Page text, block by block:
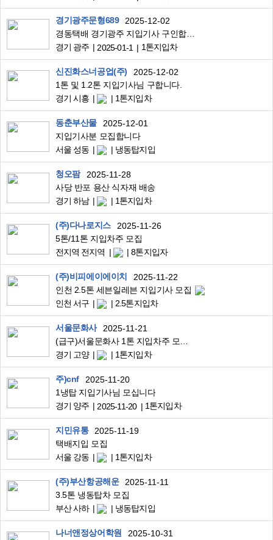
경기광주문형689
2025-12-02
경동택배 경기광주 지입기사 구인합니다
경기 광주
2025-01-1 1톤지입차
신진화스너공업(주)
2025-12-02
1톤 및 1.2톤 지입기사님 구합니다.
경기 시흥
1톤지입차
동춘부산물
2025-12-01
지입기사분 모집합니다
서울 성동
냉동탑지입
청오팜
2025-11-28
사당 반포 용산 식자재 배송
경기 하남
1톤지입차
(주)다나로지스
2025-11-26
5톤/11톤 지입차주 모집
전지역 전지역
8톤지입자
(주)비피에이에이치
2025-11-22
인천 2.5톤 세븐일레븐 지입기사 모집
인천 서구
2.5톤지입차
서울문화사
2025-11-21
(급구)서울문화사 1톤 지입차주 모집합니다.
경기 고양
1톤지입차
주)cnf
2025-11-20
1냉탑 지입기사님 모십니다
경기 양주
2025-11-20 1톤지입차
지민유통
2025-11-19
택배지입 모집
서울 강동
1톤지입차
(주)부산항공해운
2025-11-11
3.5톤 냉동탑차 모집
부산 사하
냉동탑지입
나너앤정상어학원
2025-10-31